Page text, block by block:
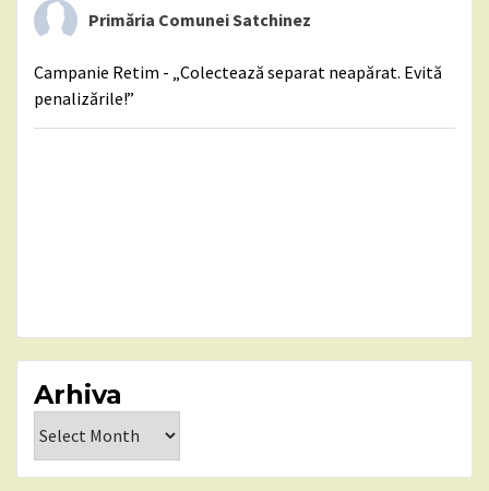
Primăria Comunei Satchinez
Campanie Retim - „Colectează separat neapărat. Evită
penalizările!”
Arhiva